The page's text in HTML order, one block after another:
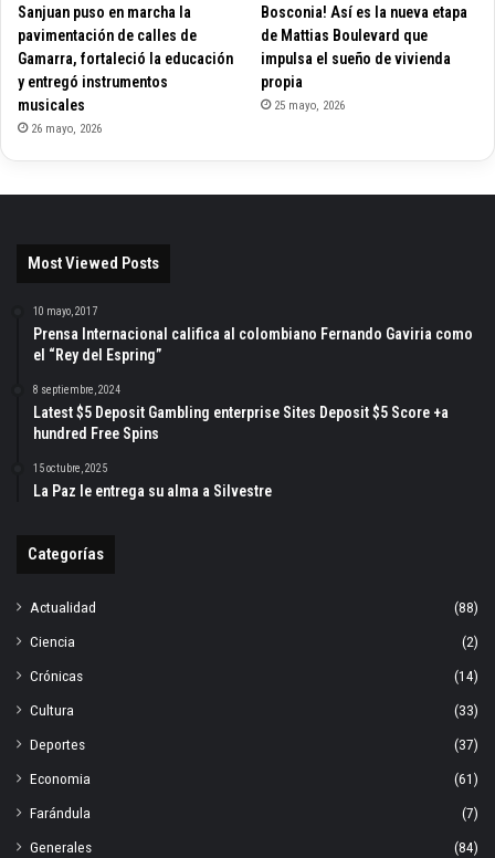
Sanjuan puso en marcha la
pavimentación de calles de
Gamarra, fortaleció la educación
y entregó instrumentos
musicales
26 mayo, 2026
Bosconia! Así es la nueva etapa
de Mattias Boulevard que
impulsa el sueño de vivienda
propia
25 mayo, 2026
Most Viewed Posts
10 mayo, 2017
Prensa Internacional califica al colombiano Fernando Gaviria como
el “Rey del Espring”
8 septiembre, 2024
Latest $5 Deposit Gambling enterprise Sites Deposit $5 Score +a
hundred Free Spins
15 octubre, 2025
La Paz le entrega su alma a Silvestre
Categorías
Actualidad
(88)
Ciencia
(2)
Crónicas
(14)
Cultura
(33)
Deportes
(37)
Economia
(61)
Farándula
(7)
Generales
(84)